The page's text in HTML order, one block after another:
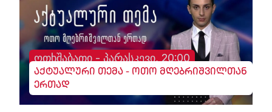
ოთხშაბათი - პარასკევი, 20:00
აქტუალური თემა - ოთო მღებრიშვილთან
ერთად